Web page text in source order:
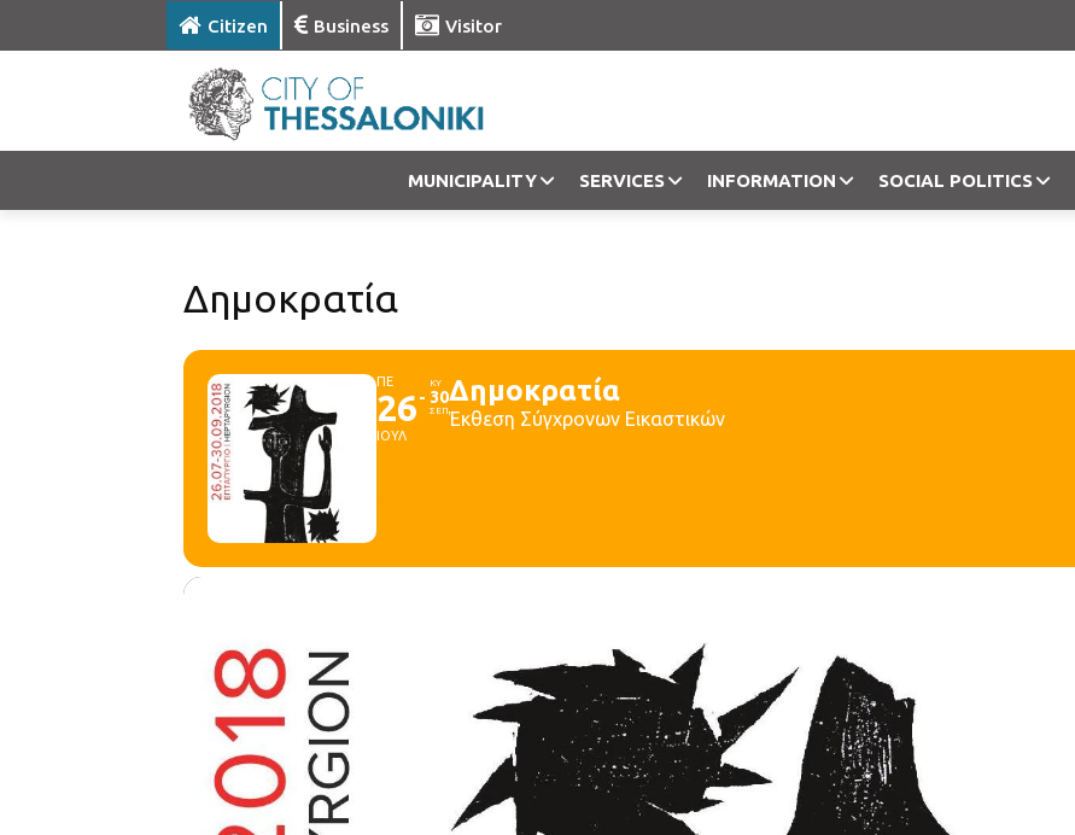
Citizen Business Visitor
MUNICIPALITY SERVICES INFORMATION SOCIAL POLITICS
Δημοκρατία
ΠΕ
26
ΙΟΥΛ
ΚΥ
30
ΣΕΠ
Δημοκρατία
Έκθεση Σύγχρονων Εικαστικών